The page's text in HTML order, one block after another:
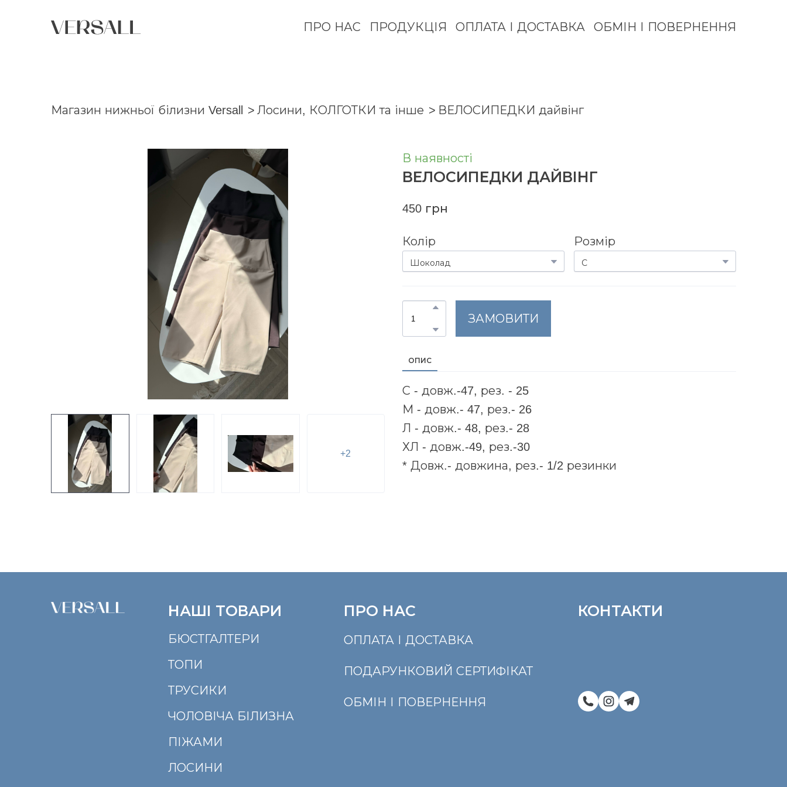
ПРО НАС ПРОДУКЦІЯ ОПЛАТА І ДОСТАВКА ОБМІН І ПОВЕРНЕННЯ
Магазин нижньої білизни Versall Лосини, КОЛГОТКИ та інше ВЕЛОСИПЕДКИ дайвінг
+2
В наявності
ВЕЛОСИПЕДКИ ДАЙВІНГ
450 грн
Колір Розмір
ЗАМОВИТИ
ОПИС
С - довж.-47, рез. - 25
М - довж.- 47, рез.- 26
Л - довж.- 48, рез.- 28
ХЛ - довж.-49, рез.-30
* Довж.- довжина, рез.- 1/2 резинки
НАШІ ТОВАРИ
БЮСТГАЛТЕРИ
ТОПИ
ТРУСИКИ
ЧОЛОВІЧА БІЛИЗНА
ПІЖАМИ
ЛОСИНИ
ПРО НАС
ОПЛАТА І ДОСТАВКА
ПОДАРУНКОВИЙ СЕРТИФІКАТ
ОБМІН І ПОВЕРНЕННЯ
КОНТАКТИ